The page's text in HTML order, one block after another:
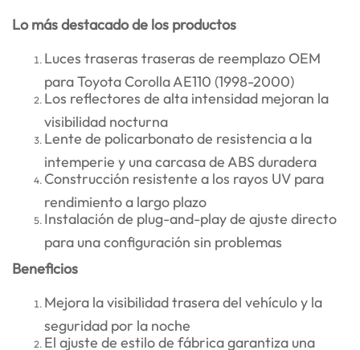
Lo más destacado de los productos
Luces traseras traseras de reemplazo OEM
para Toyota Corolla AE110 (1998-2000)
Los reflectores de alta intensidad mejoran la
visibilidad nocturna
Lente de policarbonato de resistencia a la
intemperie y una carcasa de ABS duradera
Construcción resistente a los rayos UV para
rendimiento a largo plazo
Instalación de plug-and-play de ajuste directo
para una configuración sin problemas
Beneficios
Mejora la visibilidad trasera del vehículo y la
seguridad por la noche
El ajuste de estilo de fábrica garantiza una